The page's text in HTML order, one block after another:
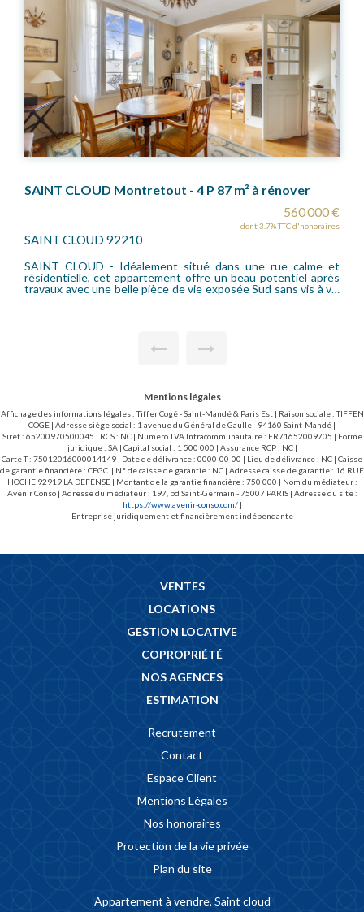
et
vis à vis
Rez-de-jardin 5 pièces 140 m2 + jardin 500m²
1 050
dont 3.45% TTC
SAINT CLOUD 92210
SAINT-CLOUD - Montretout - Appartement
d'exception en rez-de-jardin, comme une
Appartement offrant un cadre de vie rare au sein
exposition et d'un jardin privatif d'environ 500m². Il
une grande suite parentale avec une salle de bains
dressing, une salle d'eau avec w-c, des
indépendants. Une cave de 15,5m², un double
38,83m² et un emplacement de parking extérieur
ce bien.
Mentions légales
Affichage des informations légales : TiffenCogé - Saint-Mandé & Paris Est | Raison sociale : TIFFEN
COGE | Adresse siège social : 1 avenue du Général de Gaulle - 94160 Saint-Mandé |
Siret : 65200970500045 | RCS : NC | Numero TVA Intracommunautaire : FR71652009705 | Forme
juridique : SA | Capital social : 1 500 000 | Assurance RCP : NC |
Carte T : 75012016000014149 | Date de délivrance : 0000-00-00 | Lieu de délivrance : NC | Caisse
de garantie financière : CEGC. | N° de caisse de garantie : NC | Adresse caisse de garantie : 16 RUE
HOCHE 92919 LA DEFENSE | Montant de la garantie financière : 750 000 | Nom du médiateur :
Avenir Conso | Adresse du médiateur : 197, bd Saint-Germain - 75007 PARIS | Adresse du site :
https://www.avenir-conso.com/|
Entreprise juridiquement et financièrement indépendante
VENTES
LOCATIONS
GESTION LOCATIVE
COPROPRIÉTÉ
NOS AGENCES
ESTIMATION
Recrutement
Contact
Espace Client
Mentions Légales
Nos honoraires
Protection de la vie privée
Plan du site
Appartement à vendre, Saint cloud